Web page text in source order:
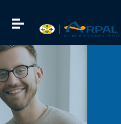
Vai al footer
Attiva / disattiva la navigazione